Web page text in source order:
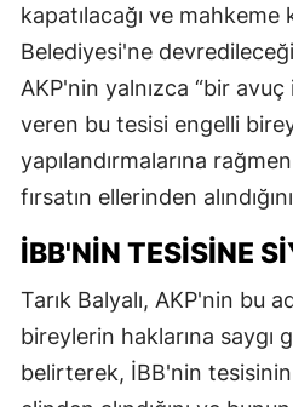
kapatılacağı ve mahkeme
Belediyesi'ne devredileceği
AKP'nin yalnızca “bir
veren bu tesisi engelli
yapılandırmalarına
fırsatın ellerinden
İBB'NIN TESISINE
Tarık Balyalı, AKP'nin bu
bireylerin haklarına saygı
belirterek, İBB'nin